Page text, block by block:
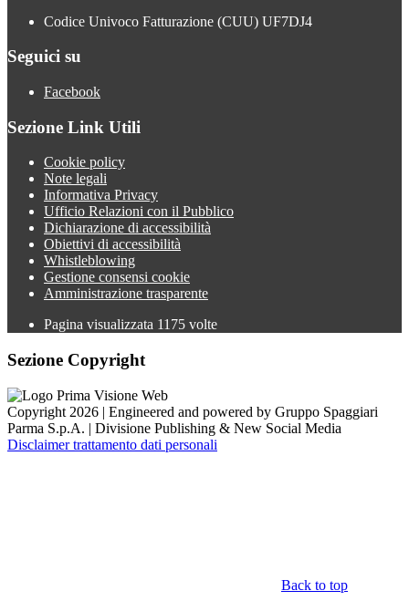
Codice Univoco Fatturazione (CUU) UF7DJ4
Seguici su
Facebook
Sezione Link Utili
Cookie policy
Note legali
Informativa Privacy
Ufficio Relazioni con il Pubblico
Dichiarazione di accessibilità
Obiettivi di accessibilità
Whistleblowing
Gestione consensi cookie
Amministrazione trasparente
Pagina visualizzata 1175 volte
Sezione Copyright
Copyright 2026 | Engineered and powered by Gruppo Spaggiari
Parma S.p.A. | Divisione Publishing & New Social Media
Disclaimer trattamento dati personali
Back to top